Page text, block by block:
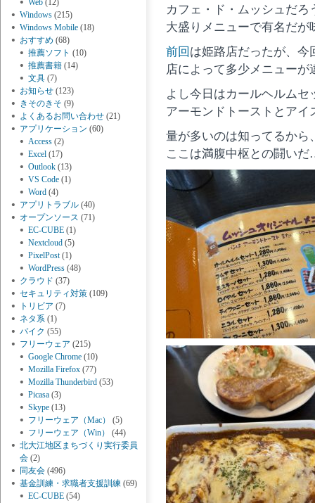
Web (12)
Windows (215)
Windows Mobile (18)
おすすめ (68)
推薦ソフト (10)
推薦書籍 (14)
文具 (7)
お知らせ (123)
きそのきそ (9)
よくあるお問い合わせ (21)
アプリケーション (60)
Access (2)
Excel (17)
Outlook (13)
VS Code (1)
Word (4)
アプリトラブル (40)
オープンソース (71)
EC-CUBE (1)
Nextcloud (5)
PixelPost(1)
WordPress (48)
クラウド (37)
セキュリティ対策 (109)
トリビア (7)
ネタ系 (1)
バイク (55)
フリーウェア (215)
Google Chrome (10)
Mozilla Firefox (77)
Mozilla Thunderbird (53)
Picasa (3)
Skype (13)
フリーウェア（Mac）
(5)
フリーウェア（Win）
(44)
北大江地区まちづくり実行委員
会 (2)
同友会 (496)
基金訓練・求職者支援訓練 (69)
EC-CUBE (54)
カフェ・ド・ムッシュだ
大盛りメニューで有名だ
前回 は姫路店だったが、今
店によって多少メニュー
よし今日はカールヘルムセ
アーモンドトーストとア
量が多いのは知ってるから
ここは満腹中枢との闘い